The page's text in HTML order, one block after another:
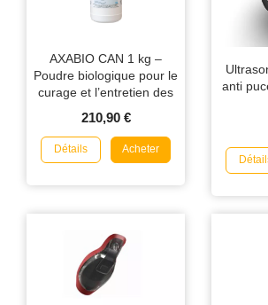
AXABIO CAN 1 kg –
Poudre biologique pour le
curage et l’entretien des
canalisations
210,90 €
Détails Acheter
anti